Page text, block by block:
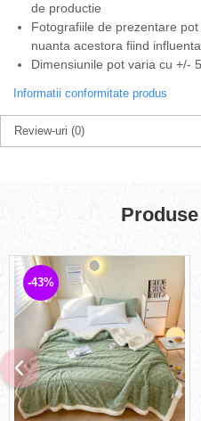
de productie
Fotografiile de prezentare
nuanta acestora fiind
Dimensiunile pot varia cu +/-
Informatii conformitate produs
Review-uri (0)
-43%